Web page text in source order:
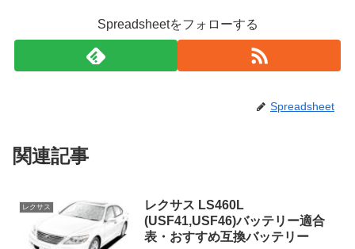
Spreadsheetをフォローする
Spreadsheet
関連記事
レクサス
レクサス LS460L
(USF41,USF46)バッテリー適合
表・おすすめ互換バッテリー